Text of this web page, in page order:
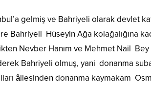
gelmiş ve Bahriyeli olarak devlet
Bahriyeli Hüseyin Ağa kolağalığına
Nevber Hanım ve Mehmet Nail
Bahriyeli olmuş, yani donanma
âilesinden donanma kaymakam